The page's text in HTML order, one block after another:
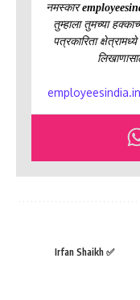
नमस्कार
तुम्हाला तुमच्या
पत्रकारिता
employeesindia.in
Irfan Shaikh ✅